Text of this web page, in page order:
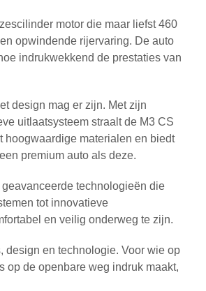
motor die maar liefst 460
opwindende rijervaring. De auto
indrukwekkend de prestaties van
design mag er zijn. Met zijn
uitlaatsysteem straalt de M3 CS
hoogwaardige materialen en biedt
premium auto als deze.
technologieën die
tot innovatieve
en veilig onderweg te zijn.
design en technologie. Voor wie op
op de openbare weg indruk maakt,